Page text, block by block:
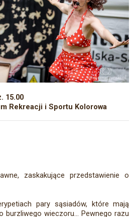
15.00
Rekreacji i Sportu Kolorowa
zaskakujące przedstawienie o
pary sąsiadów, które mają
burzliwego wieczoru... Pewnego razu